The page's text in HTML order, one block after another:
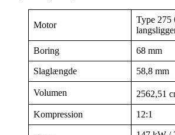
Motor
Type 275
Boring 68 mm
Slaglængde 58,8 mm
Volumen 2562,51
Kompression 12:1